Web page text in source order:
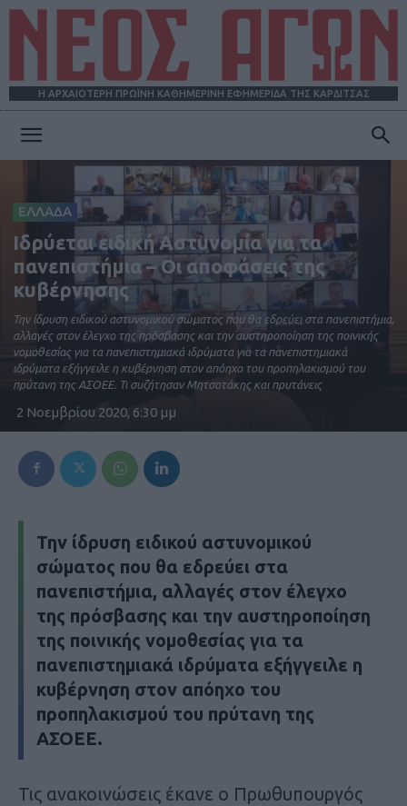
Η ΑΡΧΑΙΟΤΕΡΗ ΠΡΩΪΝΗ ΚΑΘΗΜΕΡΙΝΗ ΕΦΗΜΕΡΙΔΑ ΤΗΣ ΚΑΡΔΙΤΣΑΣ
ΑΓΩΝ
ΕΛΛΑΔΑ
Ιδρύεται ειδική Αστυνομία για τα
πανεπιστήμια – Οι αποφάσεις της
κυβέρνησης
Την ίδρυση ειδικού αστυνομικού σώματος που θα εδρεύει στα πανεπιστήμια,
αλλαγές στον έλεγχο της πρόσβασης και την αυστηροποίηση της ποινικής
νομοθεσίας για τα πανεπιστημιακά ιδρύματα για τα πανεπιστημιακά
ιδρύματα εξήγγειλε η κυβέρνηση στον απόηχο του προπηλακισμού του
πρύτανη της ΑΣΟΕΕ. Τι συζήτησαν Μητσοτάκης και πρυτάνεις
2 Νοεμβρίου 2020, 6:30 μμ
Την ίδρυση ειδικού αστυνομικού
σώματος που θα εδρεύει στα
πανεπιστήμια, αλλαγές στον έλεγχο
της πρόσβασης και την αυστηροποίηση
της ποινικής νομοθεσίας για τα
πανεπιστημιακά ιδρύματα εξήγγειλε η
κυβέρνηση στον απόηχο του
προπηλακισμού του πρύτανη της
ΑΣΟΕΕ.
Τις ανακοινώσεις έκανε ο Πρωθυπουργός